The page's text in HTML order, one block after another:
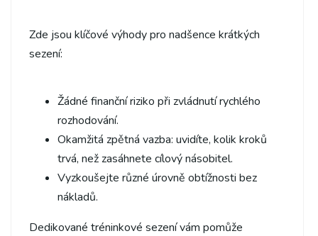
Zde jsou klíčové výhody pro nadšence krátkých
sezení:
Žádné finanční riziko při zvládnutí rychlého
rozhodování.
Okamžitá zpětná vazba: uvidíte, kolik kroků
trvá, než zasáhnete cílový násobitel.
Vyzkoušejte různé úrovně obtížnosti bez
nákladů.
Dedikované tréninkové sezení vám pomůže